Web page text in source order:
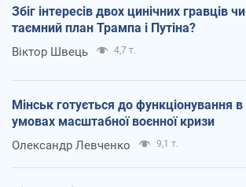
Збіг інтересів двох цинічних гравців чи
таємний план Трампа і Путіна?
Віктор Швець 4,7 т.
Мінськ готується до функціонування в
умовах масштабної воєнної кризи
Олександр Левченко 9,1 т.